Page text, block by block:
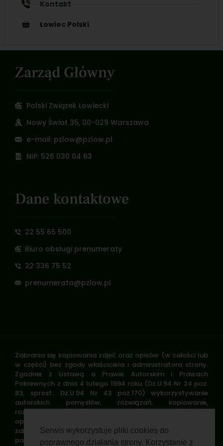
Serwis wykorzystuje pliki cookies do
poprawnego działania strony. Korzystanie z
Kontakt
Łowiec Polski
Zarząd Główny
Polski Związek Łowiecki
Nowy Świat 35, 00-029 Warszawa
e-mail: pzlow@pzlow.pl
NIP: 526 030 04 63
Dane kontaktowe
22 55 65 500
Biuro obsługi prenumeraty
22 336 75 52
prenumerata@pzlow.pl
Zabrania się kopiowania zdjęć oraz opisów (w całości lub
w części) bez zgody właściciela i administratora strony.
Zgodnie z Ustawą o Prawie Autorskim i Prawach
Pokrewnych z dnia 4 lutego 1994 roku (Dz.U.94 Nr 24 poz.
83, sprost.: Dz.U.94 Nr 43 poz.170) wykorzystywanie
autorskich pomysłów, rozwiązań, kopiowanie,
rozpowszechnianie zdjęć, fragmentów grafiki, tekstów
opisów w celach zarobkowych, bez zezwolenia autora jest
zabronione i stanowi naruszenie praw autorskich oraz
podlega karze. Znaki towarowe i graficzne są własnością